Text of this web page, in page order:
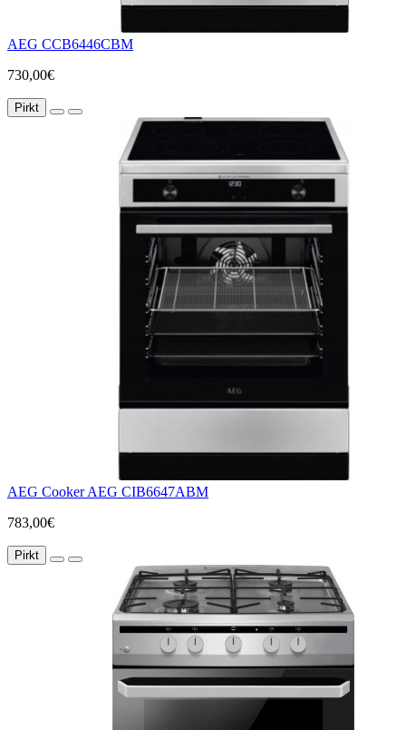
AEG CCB6446CBM
730,00€
Pirkt
AEG Cooker AEG CIB6647ABM
783,00€
Pirkt